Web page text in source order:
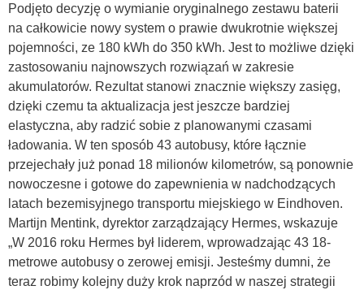
Podjęto decyzję o wymianie oryginalnego zestawu baterii
na całkowicie nowy system o prawie dwukrotnie większej
pojemności, ze 180 kWh do 350 kWh. Jest to możliwe dzięki
zastosowaniu najnowszych rozwiązań w zakresie
akumulatorów. Rezultat stanowi znacznie większy zasięg,
dzięki czemu ta aktualizacja jest jeszcze bardziej
elastyczna, aby radzić sobie z planowanymi czasami
ładowania. W ten sposób 43 autobusy, które łącznie
przejechały już ponad 18 milionów kilometrów, są ponownie
nowoczesne i gotowe do zapewnienia w nadchodzących
latach bezemisyjnego transportu miejskiego w Eindhoven.
Martijn Mentink, dyrektor zarządzający Hermes, wskazuje
„W 2016 roku Hermes był liderem, wprowadzając 43 18-
metrowe autobusy o zerowej emisji. Jesteśmy dumni, że
teraz robimy kolejny duży krok naprzód w naszej strategii